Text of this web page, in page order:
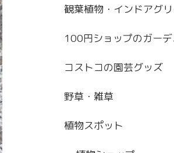
観葉植物・インドアグ
100円ショップのガー
コストコの園芸グッズ
野草・雑草
植物スポット